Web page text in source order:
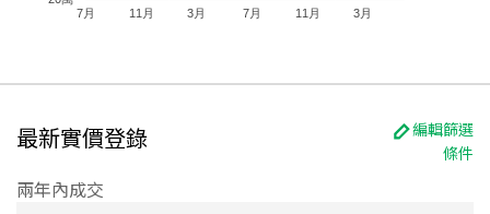
7月 11月 3月 7月 11月 3月
最新實價登錄
編輯篩選
條件
兩年內成交